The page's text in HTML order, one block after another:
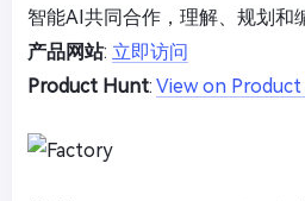
智能AI共同合作，理解、规划和
产品网站: 立即访问
Product Hunt: View on